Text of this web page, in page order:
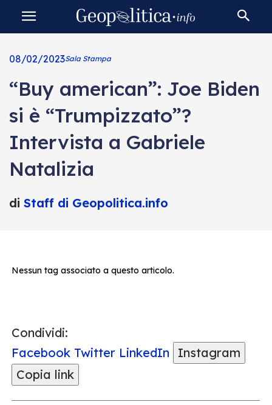
08/02/2023Sala Stampa
“Buy american”: Joe Biden
si è “Trumpizzato”?
Intervista a Gabriele
Natalizia
di Staff di Geopolitica.info
Nessun tag associato a questo articolo.
Condividi:
Facebook Twitter LinkedIn
Instagram
Copia link